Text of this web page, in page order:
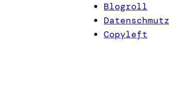
Blogroll
Datenschmutz
Copyleft